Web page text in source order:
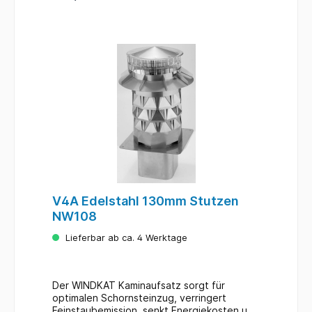
optimaler Schornsteinzug gleicht zu geringe
geeignet für alle Kamine, Holz- und
Lüftungsanlagen reguliert alle
Windeinflussrichtungen und
Windgeschwindigkeiten bietet keinen
Einzelwiderstand; bereits nach DIN EN
13384-1 (Zeta=0) gefertigt niedrige
Energiekosten durch optimale Verbrennung
Verringerung der Feinstaubemission keine
Versottungsgefahr kein gefährlicher
Rauchgas-Rückstau bedarf keiner
Selbstmontage 5 Jahre Garantie
V4A Edelstahl 130mm Stutzen
NW108
Lieferbar ab ca. 4 Werktage
Der WINDKAT Kaminaufsatz sorgt für
optimalen Schornsteinzug, verringert